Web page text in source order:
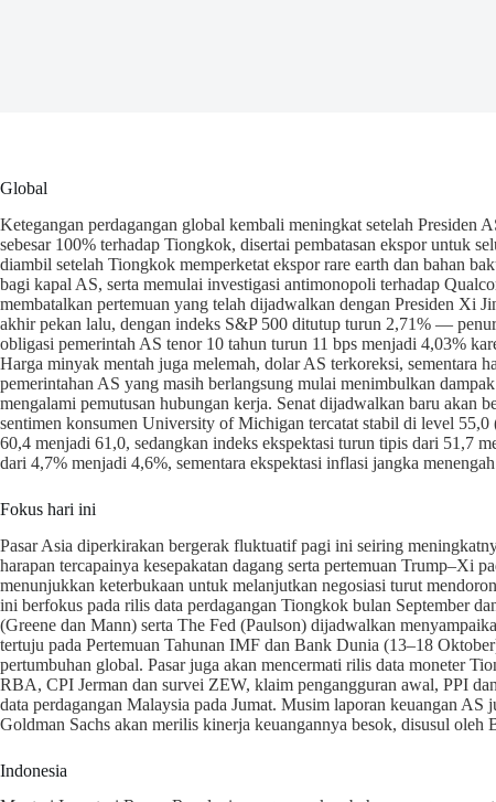
Global
Ketegangan perdagangan global kembali meningkat setelah Presiden
sebesar 100% terhadap Tiongkok, disertai pembatasan ekspor untuk
diambil setelah Tiongkok memperketat ekspor rare earth dan bahan
bagi kapal AS, serta memulai investigasi antimonopoli terhadap
membatalkan pertemuan yang telah dijadwalkan dengan Presiden Xi
akhir pekan lalu, dengan indeks S&P 500 ditutup turun 2,71% —
obligasi pemerintah AS tenor 10 tahun turun 11 bps menjadi 4,03%
Harga minyak mentah juga melemah, dolar AS terkoreksi, sementara
pemerintahan AS yang masih berlangsung mulai menimbulkan
mengalami pemutusan hubungan kerja. Senat dijadwalkan baru akan
sentimen konsumen University of Michigan tercatat stabil di level
60,4 menjadi 61,0, sedangkan indeks ekspektasi turun tipis dari 51,7
dari 4,7% menjadi 4,6%, sementara ekspektasi inflasi jangka
Fokus hari ini
Pasar Asia diperkirakan bergerak fluktuatif pagi ini seiring
harapan tercapainya kesepakatan dagang serta pertemuan Trump–Xi
menunjukkan keterbukaan untuk melanjutkan negosiasi turut
ini berfokus pada rilis data perdagangan Tiongkok bulan September
(Greene dan Mann) serta The Fed (Paulson) dijadwalkan
tertuju pada Pertemuan Tahunan IMF dan Bank Dunia (13–18
pertumbuhan global. Pasar juga akan mencermati rilis data moneter
RBA, CPI Jerman dan survei ZEW, klaim pengangguran awal, PPI
data perdagangan Malaysia pada Jumat. Musim laporan keuangan
Goldman Sachs akan merilis kinerja keuangannya besok, disusul
Indonesia